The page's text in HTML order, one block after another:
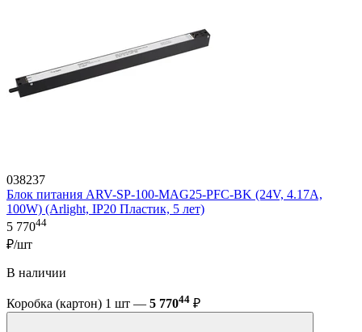
038237
Блок питания ARV-SP-100-MAG25-PFC-BK (24V, 4.17A,
100W) (Arlight, IP20 Пластик, 5 лет)
5 77044
₽/шт
В наличии
Коробка (картон) 1 шт — 5 77044 ₽